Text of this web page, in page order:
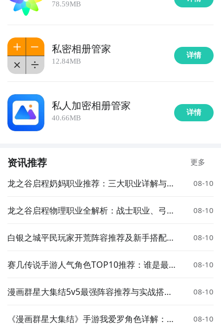
78.59MB
私密相册管家
12.84MB
详情
私人加密相册管家
40.66MB
详情
资讯推荐 更多
龙之谷启程奶妈职业推荐：三大职业详解与选
08-10
龙之谷启程物理职业全解析：战士职业、弓箭
08-10
白银之城平民玩家开荒阵容推荐及新手搭配攻
08-10
赛几传说手游人气角色TOP10推荐：谁是最受
08-10
漫画群星大集结5v5最强阵容推荐与实战搭配
08-10
《漫画群星大集结》手游我爱罗角色详解：技
08-10